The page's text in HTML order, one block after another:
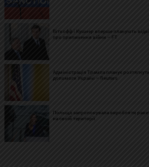
Віткофф і Кушнер вперше планують
про припинення війни – FT
Адміністрація Трампа планує
допомоги Україні – Reuters
Польща запропонувала виробляти
на своїй території